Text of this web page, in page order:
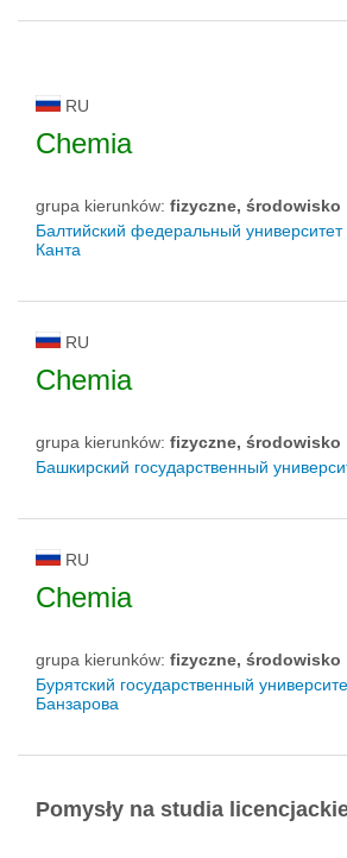
RU
Chemia
grupa kierunków: fizyczne, środowisko
Балтийский федеральный
Канта
RU
Chemia
grupa kierunków: fizyczne, środowisko
Башкирский государственный
RU
Chemia
grupa kierunków: fizyczne, środowisko
Бурятский государственный
Банзарова
Pomysły na studia